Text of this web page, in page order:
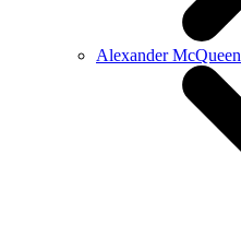
Alexander McQueen